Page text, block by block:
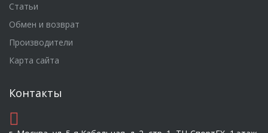
Статьи
Обмен и возврат
Производители
Карта сайта
Контакты